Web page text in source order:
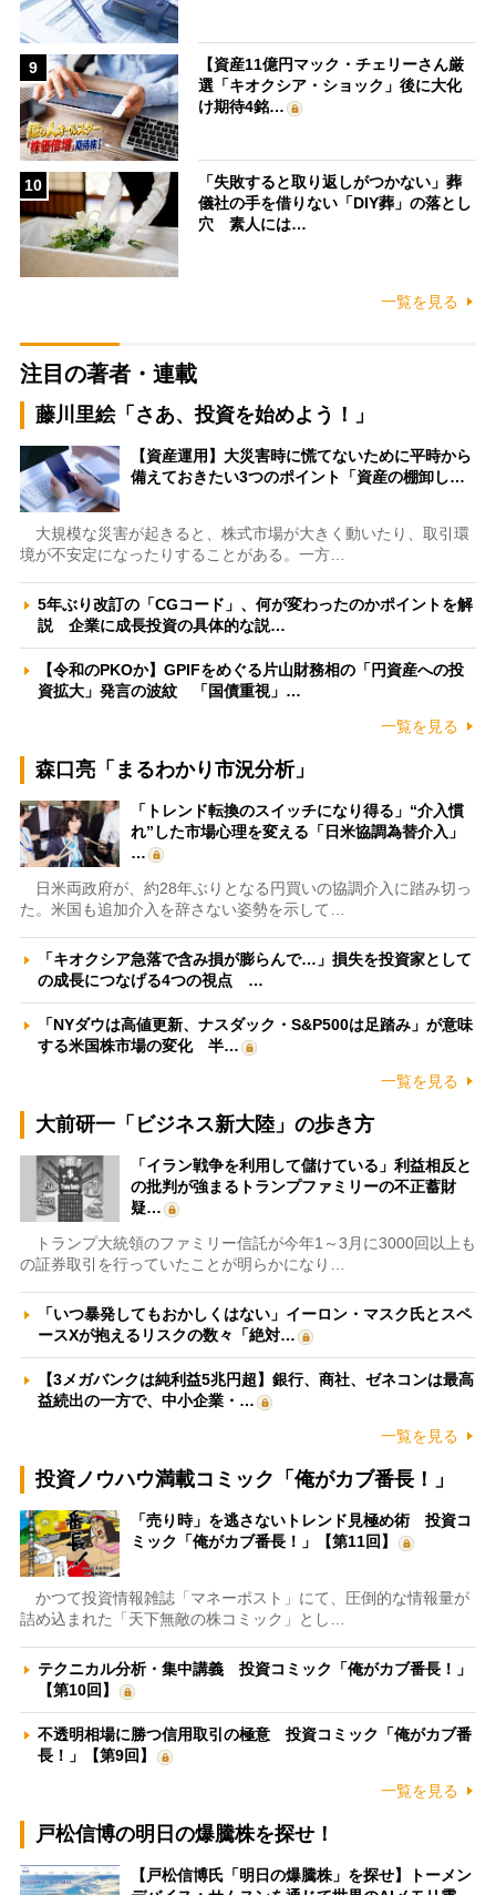
9
【資産11億円マック・チェリーさん厳
選「キオクシア・ショック」後に大化
け期待4銘…
10
「失敗すると取り返しがつかない」葬
儀社の手を借りない「DIY葬」の落とし
穴 素人には…
一覧を見る
注目の著者・連載
藤川里絵「さあ、投資を始めよう！」
【資産運用】大災害時に慌てないために平時から
備えておきたい3つのポイント「資産の棚卸し…
大規模な災害が起きると、株式市場が大きく動いたり、取引環
境が不安定になったりすることがある。一方…
5年ぶり改訂の「CGコード」、何が変わったのかポイントを解
説 企業に成長投資の具体的な説…
【令和のPKOか】GPIFをめぐる片山財務相の「円資産への投
資拡大」発言の波紋 「国債重視」…
一覧を見る
森口亮「まるわかり市況分析」
「トレンド転換のスイッチになり得る」“介入慣
れ”した市場心理を変える「日米協調為替介入」
…
日米両政府が、約28年ぶりとなる円買いの協調介入に踏み切っ
た。米国も追加介入を辞さない姿勢を示して…
「キオクシア急落で含み損が膨らんで…」損失を投資家として
の成長につなげる4つの視点 …
「NYダウは高値更新、ナスダック・S&P500は足踏み」が意味
する米国株市場の変化 半…
一覧を見る
大前研一「ビジネス新大陸」の歩き方
「イラン戦争を利用して儲けている」利益相反と
の批判が強まるトランプファミリーの不正蓄財
疑…
トランプ大統領のファミリー信託が今年1～3月に3000回以上も
の証券取引を行っていたことが明らかになり…
「いつ暴発してもおかしくはない」イーロン・マスク氏とスペ
ースXが抱えるリスクの数々「絶対…
【3メガバンクは純利益5兆円超】銀行、商社、ゼネコンは最高
益続出の一方で、中小企業・…
一覧を見る
投資ノウハウ満載コミック「俺がカブ番長！」
「売り時」を逃さないトレンド見極め術 投資コ
ミック「俺がカブ番長！」【第11回】
かつて投資情報雑誌「マネーポスト」にて、圧倒的な情報量が
詰め込まれた「天下無敵の株コミック」とし…
テクニカル分析・集中講義 投資コミック「俺がカブ番長！」
【第10回】
不透明相場に勝つ信用取引の極意 投資コミック「俺がカブ番
長！」【第9回】
一覧を見る
戸松信博の明日の爆騰株を探せ！
【戸松信博氏「明日の爆騰株」を探せ】トーメン